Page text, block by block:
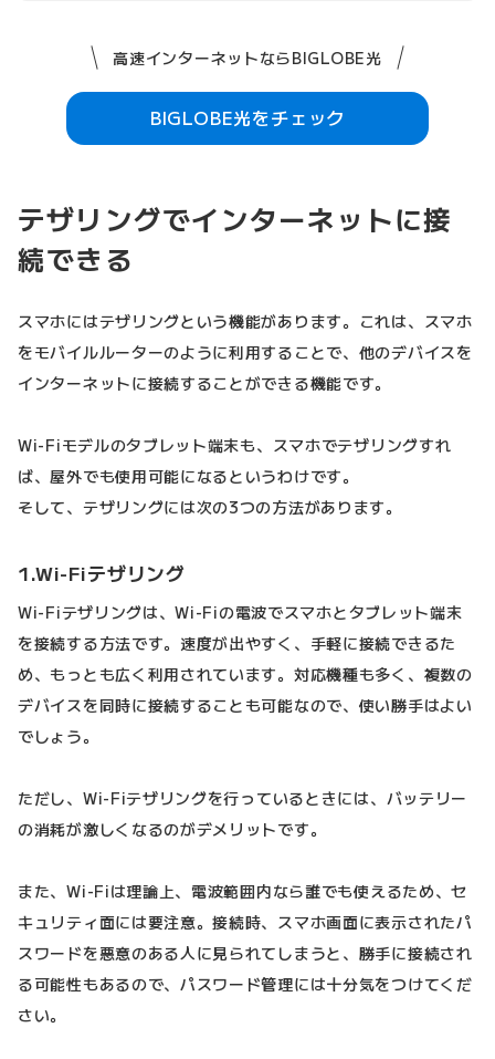
高速インターネットならBIGLOBE光
BIGLOBE光をチェック
テザリングでインターネットに接
続できる
スマホにはテザリングという機能があります。これは、スマホ
をモバイルルーターのように利用することで、他のデバイスを
インターネットに接続することができる機能です。
Wi-Fiモデルのタブレット端末も、スマホでテザリングすれ
ば、屋外でも使用可能になるというわけです。
そして、テザリングには次の3つの方法があります。
1.Wi-Fiテザリング
Wi-Fiテザリングは、Wi-Fiの電波でスマホとタブレット端末
を接続する方法です。速度が出やすく、手軽に接続できるた
め、もっとも広く利用されています。対応機種も多く、複数の
デバイスを同時に接続することも可能なので、使い勝手はよい
でしょう。
ただし、Wi-Fiテザリングを行っているときには、バッテリー
の消耗が激しくなるのがデメリットです。
また、Wi-Fiは理論上、電波範囲内なら誰でも使えるため、セ
キュリティ面には要注意。接続時、スマホ画面に表示されたパ
スワードを悪意のある人に見られてしまうと、勝手に接続され
る可能性もあるので、パスワード管理には十分気をつけてくだ
さい。